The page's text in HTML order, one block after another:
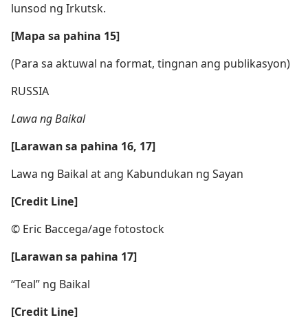
lunsod ng Irkutsk.
[Mapa sa pahina 15]
(Para sa aktuwal na format, tingnan ang publikasyon)
RUSSIA
Lawa ng Baikal
[Larawan sa pahina 16, 17]
Lawa ng Baikal at ang Kabundukan ng Sayan
[Credit Line]
© Eric Baccega/​age fotostock
[Larawan sa pahina 17]
“Teal” ng Baikal
[Credit Line]